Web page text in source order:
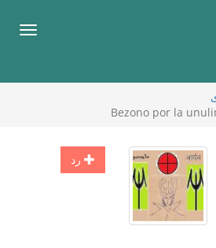
قائمة
Bezono por la
رد